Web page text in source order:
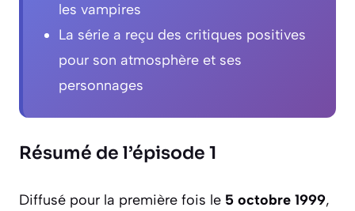
les vampires
La série a reçu des critiques positives
pour son atmosphère et ses
personnages
Résumé de l’épisode 1
Diffusé pour la première fois le 5 octobre 1999,